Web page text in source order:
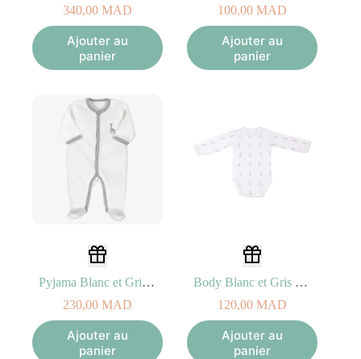
340,00 MAD
Ajouter au
panier
100,00 MAD
Ajouter au
panier
Pyjama Blanc et Gris (1Mois) Sophie la girafe
230,00 MAD
Ajouter au
panier
Body Blanc et Gris (1Mois) Sophie la girafe
120,00 MAD
Ajouter au
panier